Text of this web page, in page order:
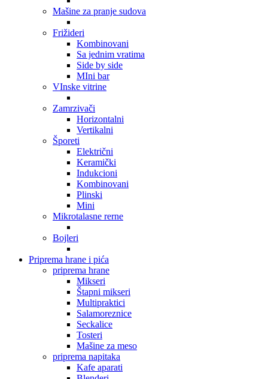
Mašine za pranje sudova
Frižideri
Kombinovani
Sa jednim vratima
Side by side
MIni bar
VInske vitrine
Zamrzivači
Horizontalni
Vertikalni
Šporeti
Električni
Keramički
Indukcioni
Kombinovani
Plinski
Mini
Mikrotalasne rerne
Bojleri
Priprema hrane i pića
priprema hrane
Mikseri
Štapni mikseri
Multipraktici
Salamoreznice
Seckalice
Tosteri
Mašine za meso
priprema napitaka
Kafe aparati